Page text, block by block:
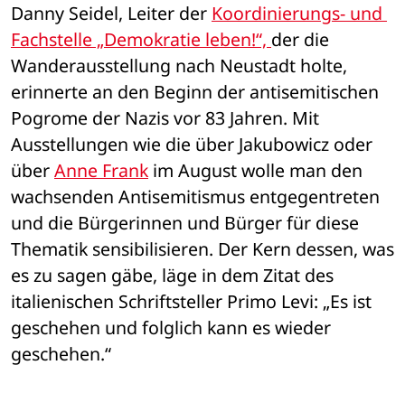
Danny Seidel, Leiter der Koordinierungs- und
Fachstelle „Demokratie leben!“, der die
Wanderausstellung nach Neustadt holte,
erinnerte an den Beginn der antisemitischen
Pogrome der Nazis vor 83 Jahren. Mit
Ausstellungen wie die über Jakubowicz oder
über Anne Frank im August wolle man den
wachsenden Antisemitismus entgegentreten
und die Bürgerinnen und Bürger für diese
Thematik sensibilisieren. Der Kern dessen, was
es zu sagen gäbe, läge in dem Zitat des
italienischen Schriftsteller Primo Levi: „Es ist
geschehen und folglich kann es wieder
geschehen.“